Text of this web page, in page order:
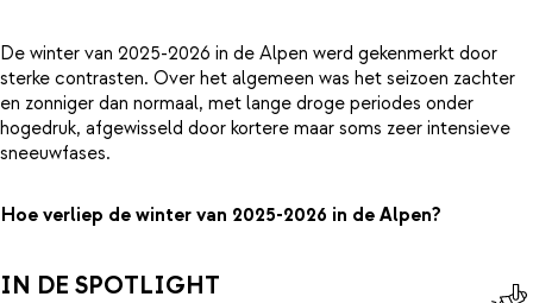
De winter van 2025-2026 in de Alpen werd gekenmerkt door
sterke contrasten. Over het algemeen was het seizoen zachter
en zonniger dan normaal, met lange droge periodes onder
hogedruk, afgewisseld door kortere maar soms zeer intensieve
sneeuwfases.
Hoe verliep de winter van 2025-2026 in de Alpen?
IN DE SPOTLIGHT